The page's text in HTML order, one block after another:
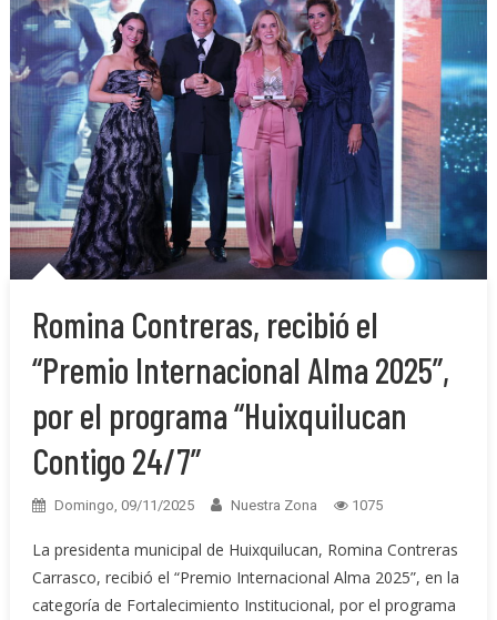
Romina Contreras, recibió el
“Premio Internacional Alma 2025”,
por el programa “Huixquilucan
Contigo 24/7”
Domingo, 09/11/2025 Nuestra Zona 1075
La presidenta municipal de Huixquilucan, Romina Contreras
Carrasco, recibió el “Premio Internacional Alma 2025”, en la
categoría de Fortalecimiento Institucional, por el programa